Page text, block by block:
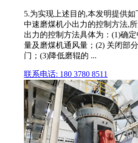
5.为实现上述目的,本发明提供
中速磨煤机小出力的控制方法,
出力的控制方法具体为：(1)确
量及磨煤机通风量；(2) 关闭部
门；(3)降低磨辊的 ...
联系电话: 180 3780 8511